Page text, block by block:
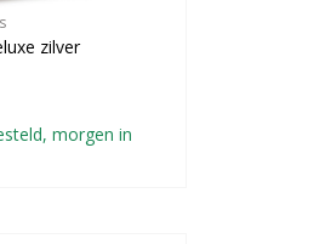
zilver
morgen in